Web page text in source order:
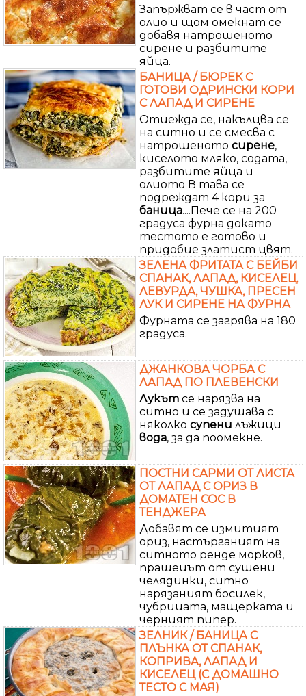
Запържват се в част от
олио и щом омекнат се
добавя натрошеното
сирене и разбитите
яйца.
БАНИЦА / БЮРЕК С
ГОТОВИ ОДРИНСКИ КОРИ
С ЛАПАД И СИРЕНЕ
Отцежда се, накълцва се
на ситно и се смесва с
натрошеното сирене,
киселото мляко, содата,
разбитите яйца и
олиото В тава се
подреждат 4 кори за
баница....Пече се на 200
градуса фурна докато
тестото е готово и
придобие златист цвят.
ЗЕЛЕНА ФРИТАТА С БЕЙБИ
СПАНАК, ЛАПАД, КИСЕЛЕЦ,
ЛЕВУРДА, ЧУШКА, ПРЕСЕН
ЛУК И СИРЕНЕ НА ФУРНА
Фурната се загрява на 180
градуса.
ДЖАНКОВА ЧОРБА С
ЛАПАД ПО ПЛЕВЕНСКИ
Лукът се нарязва на
ситно и се задушава с
няколко супени лъжици
вода, за да поомекне.
ПОСТНИ САРМИ ОТ ЛИСТА
ОТ ЛАПАД С ОРИЗ В
ДОМАТЕН СОС В
ТЕНДЖЕРА
Добавят се измитият
ориз, настърганият на
ситното ренде морков,
прашецът от сушени
челядинки, ситно
нарязаният босилек,
чубрицата, мащерката и
черният пипер.
ЗЕЛНИК / БАНИЦА С
ПЛЪНКА ОТ СПАНАК,
КОПРИВА, ЛАПАД И
КИСЕЛЕЦ (С ДОМАШНО
ТЕСТО С МАЯ)